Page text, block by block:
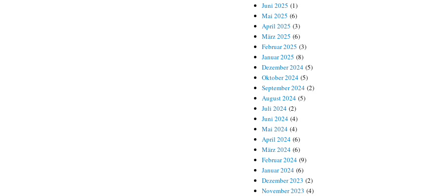
Juni 2025 (1)
Mai 2025 (6)
April 2025 (3)
März 2025 (6)
Februar 2025 (3)
Januar 2025 (8)
Dezember 2024 (5)
Oktober 2024 (5)
September 2024 (2)
August 2024 (5)
Juli 2024 (2)
Juni 2024 (4)
Mai 2024 (4)
April 2024 (6)
März 2024 (6)
Februar 2024 (9)
Januar 2024 (6)
Dezember 2023 (2)
November 2023 (4)